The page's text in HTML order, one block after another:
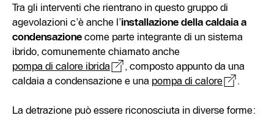
Tra gli interventi che rientrano in questo gruppo di
agevolazioni c’è anche l’installazione della caldaia a
condensazione come parte integrante di un sistema
ibrido, comunemente chiamato anche
pompa di calore ibrida
, composto appunto da una
caldaia a condensazione e una pompa di calore .
La detrazione può essere riconosciuta in diverse forme: